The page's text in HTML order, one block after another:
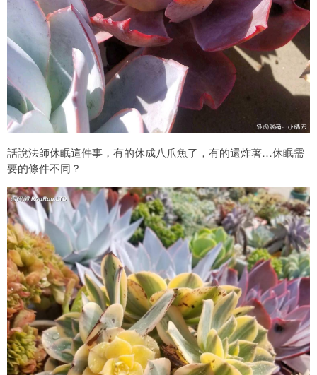
話說法師休眠這件事，有的休成八爪魚了，有的還炸著…休眠需
要的條件不同？